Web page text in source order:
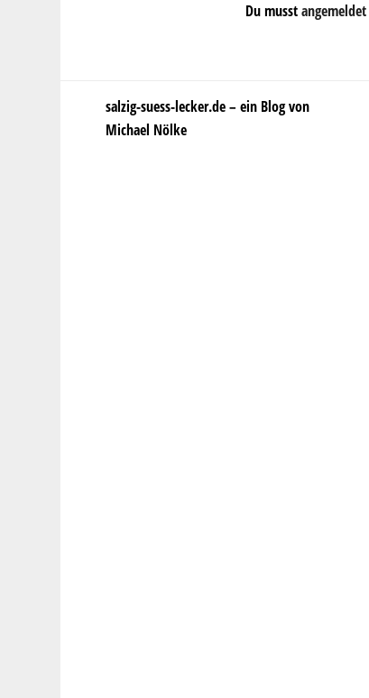
Du musstangemeldet
salzig-suess-lecker.de – ein Blog von
Michael Nölke